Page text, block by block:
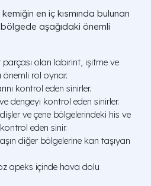
en iç kısmında bulunan
aşağıdaki önemli
parçası olan labirint, işitme ve
önemli rol oynar.
kontrol eden sinirler.
dengeyi kontrol eden sinirler.
ve çene bölgelerindeki his ve
eden sinir.
diğer bölgelerine kan taşıyan
apeks içinde hava dolu